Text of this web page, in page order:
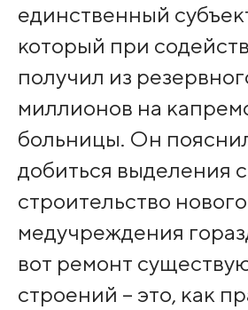
единственный
который при
получил из
миллионов на
больницы. Он
добиться выделения
строительство нового
медучреждения
вот ремонт
строений – это, как